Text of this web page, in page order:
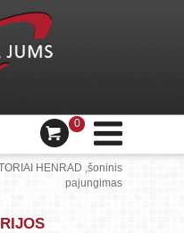
0
HENRAD ,šoninis
pajungimas